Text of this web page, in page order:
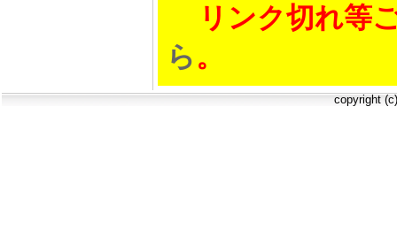
リンク切れ等
ら。
copyright